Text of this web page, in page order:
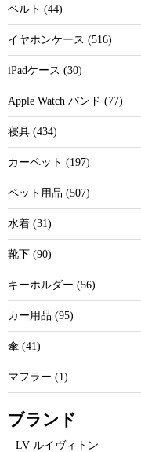
ベルト (44)
イヤホンケース (516)
iPadケース (30)
Apple Watch バンド (77)
寝具 (434)
カーペット (197)
ペット用品 (507)
水着 (31)
靴下 (90)
キーホルダー (56)
カー用品 (95)
傘 (41)
マフラー (1)
ブランド
LV-ルイヴィトン